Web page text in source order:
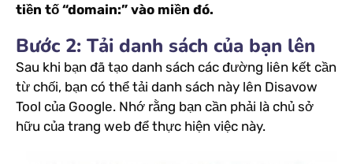
tiền tố “domain:” vào miền đó.
Bước 2: Tải danh sách của bạn lên
Sau khi bạn đã tạo danh sách các đường liên kết cần
từ chối, bạn có thể tải danh sách này lên Disavow
Tool của Google. Nhớ rằng bạn cần phải là chủ sở
hữu của trang web để thực hiện việc này.